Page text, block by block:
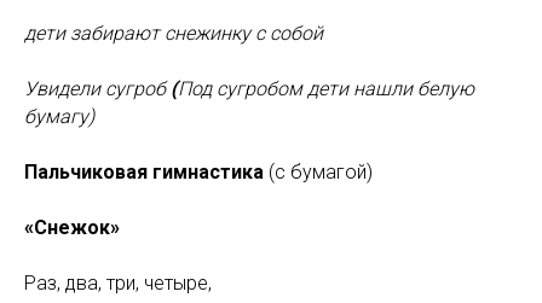
дети забирают снежинку с собой
Увидели сугроб(Под сугробом дети нашли белую
бумагу)
Пальчиковая гимнастика (с бумагой)
«Снежок»
Раз, два, три, четыре,